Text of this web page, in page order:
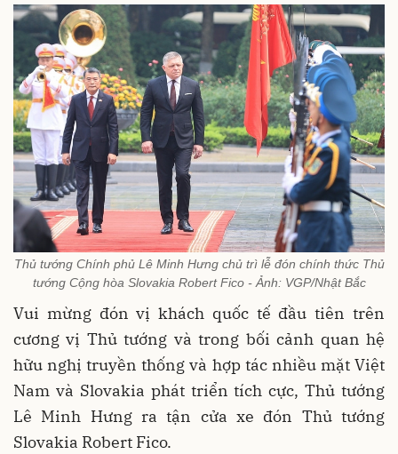
Thủ tướng Chính phủ Lê Minh Hưng chủ trì lễ đón chính thức Thủ
tướng Cộng hòa Slovakia Robert Fico - Ảnh: VGP/Nhật Bắc
Vui mừng đón vị khách quốc tế đầu tiên trên
cương vị Thủ tướng và trong bối cảnh quan hệ
hữu nghị truyền thống và hợp tác nhiều mặt Việt
Nam và Slovakia phát triển tích cực, Thủ tướng
Lê Minh Hưng ra tận cửa xe đón Thủ tướng
Slovakia Robert Fico.